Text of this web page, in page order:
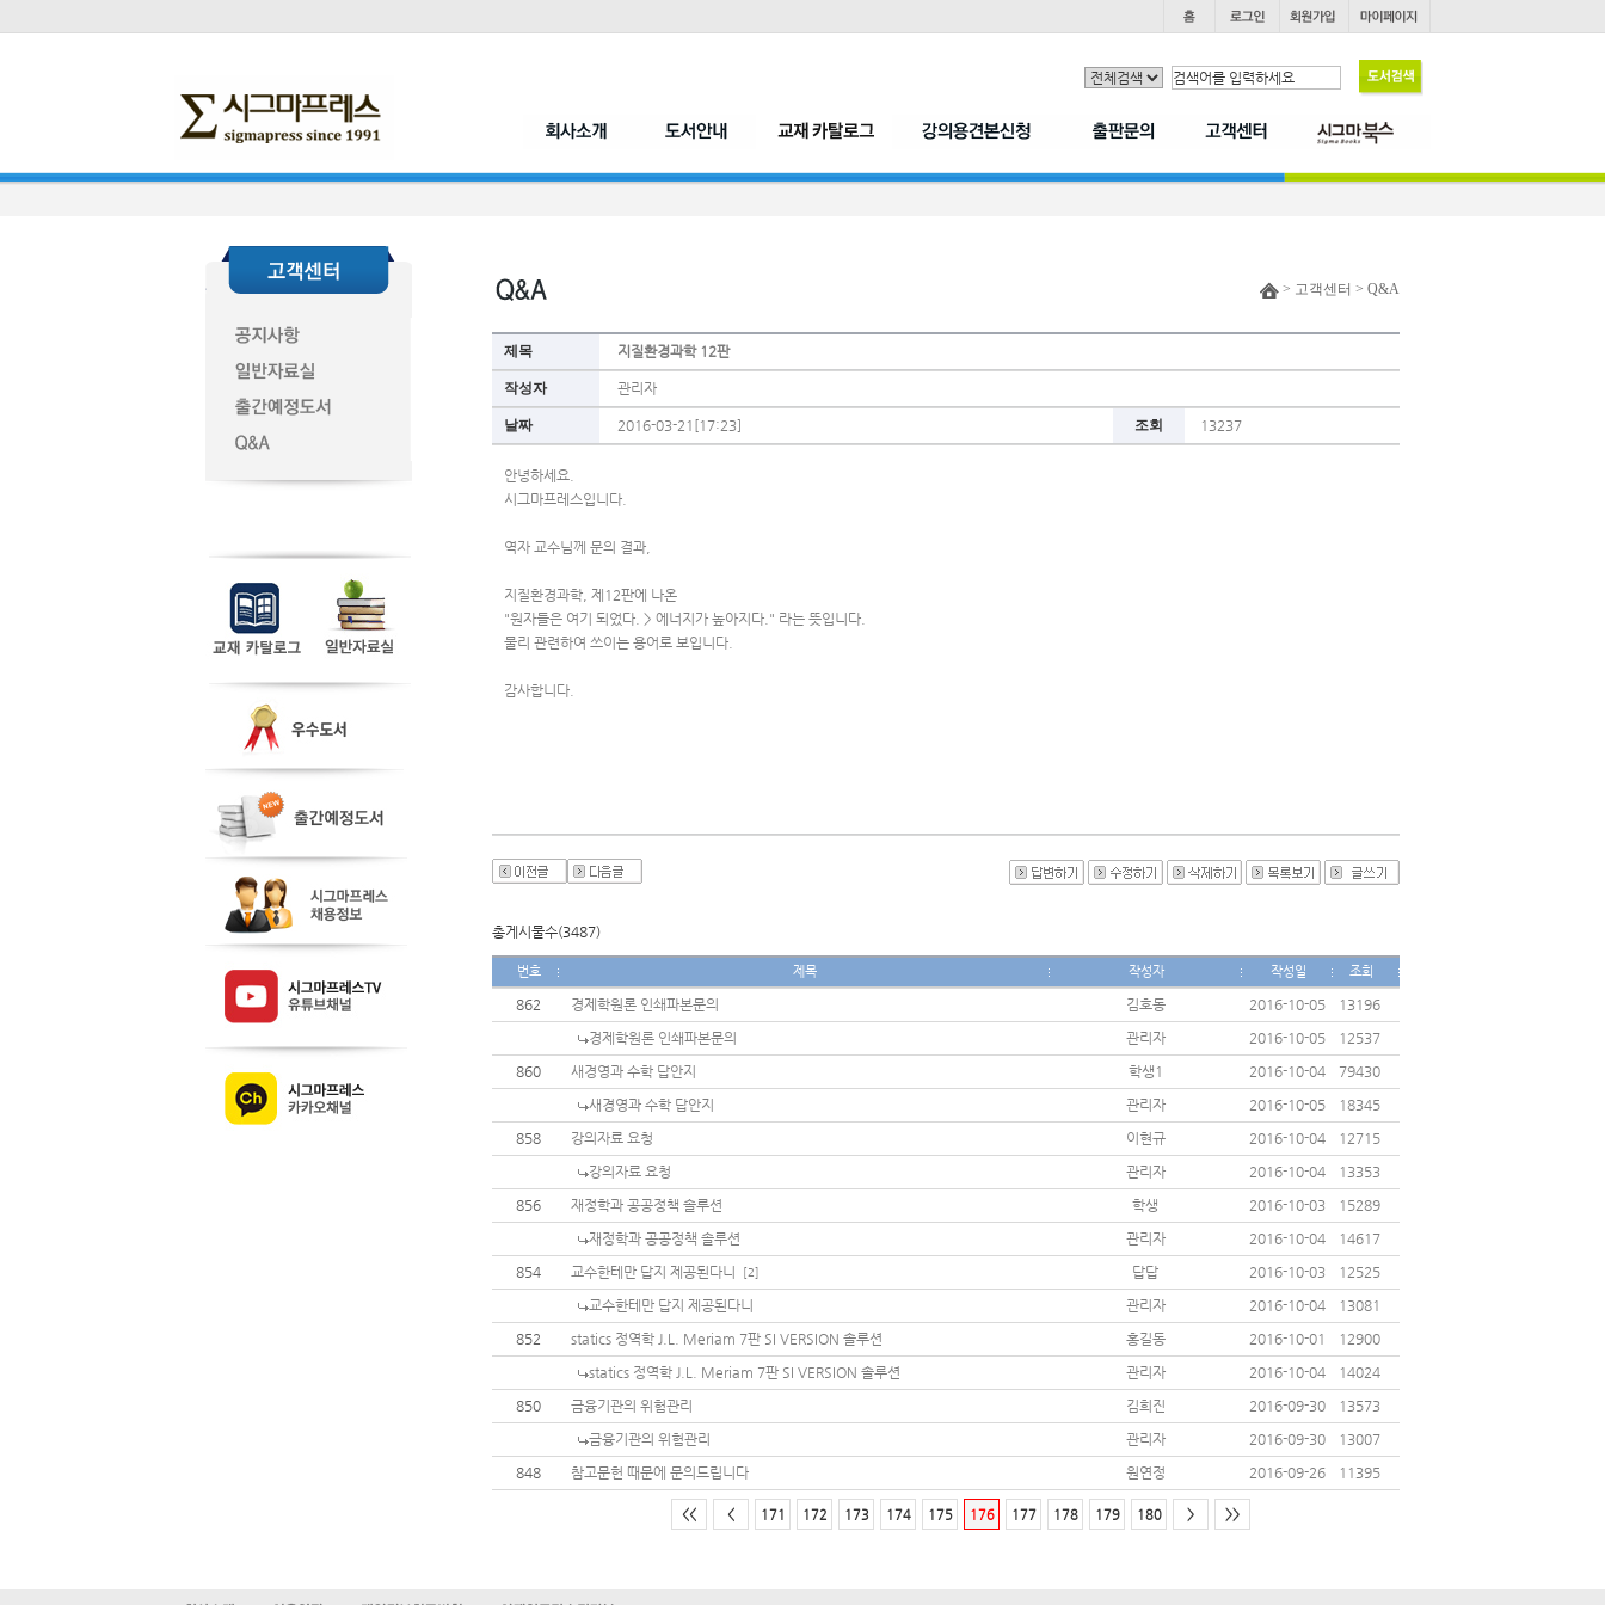
> 고객센터 > Q&A
제목 지질환경과학 12판
작성자 관리자
날짜 2016-03-21[17:23] 조회 13237
안녕하세요.
시그마프레스입니다.
역자 교수님께 문의 결과,
지질환경과학, 제12판에 나온
"원자들은 여기 되었다. > 에너지가 높아지다." 라는 뜻입니다.
물리 관련하여 쓰이는 용어로 보입니다.
감사합니다.
총게시물수(3487)
번호 제목 작성자 작성일 조회
862 경제학원론 인쇄파본문의 김호동 2016-10-05
13196
경제학원론 인쇄파본문의
관리자 2016-10-05
12537
860
새경영과 수학 답안지 학생1 2016-10-04
79430
새경영과 수학 답안지
관리자 2016-10-05
18345
858
강의자료 요청 이현규 2016-10-04
12715
강의자료 요청
관리자 2016-10-04
13353
856
재정학과 공공정책 솔루션 학생 2016-10-03
15289
재정학과 공공정책 솔루션
관리자 2016-10-04
14617
854
교수한테만 답지 제공된다니 [2] 답답 2016-10-03
12525
교수한테만 답지 제공된다니
관리자 2016-10-04
13081
852
statics 정역학 J.L. Meriam 7판 SI VERSION 솔루션 홍길동 2016-10-01
12900
statics 정역학 J.L. Meriam 7판 SI VERSION 솔루션
관리자 2016-10-04
14024
850
금융기관의 위험관리 김희진 2016-09-30
13573
금융기관의 위험관리
관리자 2016-09-30
13007
848
참고문헌 때문에 문의드립니다 원연정 2016-09-26 11395
<< < 171 172 173 174 175 176 177 178 179 180 > >>